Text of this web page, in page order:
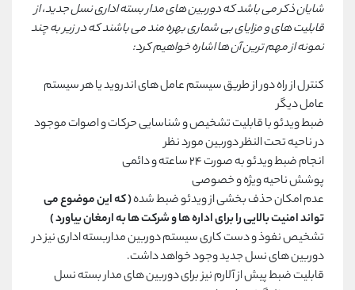
شایان ذکر می باشد که دوربین های مدار بسته اداری نسل جدید، از
قابلیت های و مزایای بی شماری بهره مند می باشند که در زیر به چند
نمونه از مهم ترین آن ها اشاره خواهیم کرد:
کنترل از راه دور از طریق سیستم عامل های اندروید یا هر سیستم
عامل دیگر
ضبط ویدئو با قابلیت تشخیص و شناسایی حرکات و اصوات موجود
در ناحیه تحت النظر دوربین مورد نظر
انجام ضبط ویدئو به صورت ۲۴ ساعته و دائمی
پوشش ناحیه ویژه و خصوصی
عدم امکان حذف بخشی از ویدئو ضبط شده( که این موضوع می
تواند امنیت بالایی را برای اداره ها و شرکت ها به ارمغان بیاورد )
تشخیص نفوذ و دست کاری سیستم دوربین مداربسته اداری نیز در
دوربین های نسل جدید وجود خواهد داشت.
قابلیت ضبط پیش از آلارم نیز برای دوربین های مدار بسته نسل